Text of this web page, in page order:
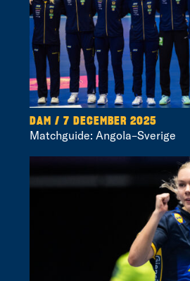
DAM / 7 DECEMBER 2025
Matchguide: Angola–Sverige